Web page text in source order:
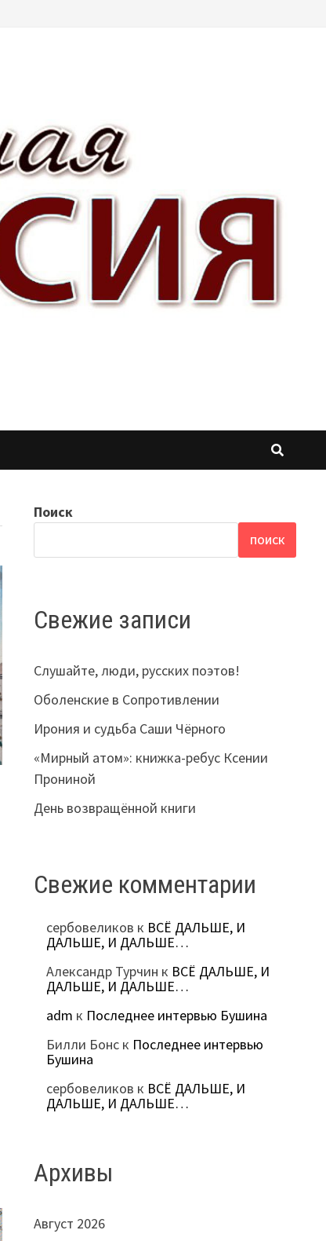
Поиск
ПОИСК
Свежие записи
Слушайте, люди, русских поэтов!
Оболенские в Сопротивлении
Ирония и судьба Саши Чёрного
«Мирный атом»: книжка-ребус Ксении
Прониной
День возвращённой книги
Свежие комментарии
сербовеликов к ВСЁ ДАЛЬШЕ, И
ДАЛЬШЕ, И ДАЛЬШЕ…
Александр Турчин к ВСЁ ДАЛЬШЕ, И
ДАЛЬШЕ, И ДАЛЬШЕ…
adm к Последнее интервью Бушина
Билли Бонск Последнее интервью
Бушина
сербовеликов к ВСЁ ДАЛЬШЕ, И
ДАЛЬШЕ, И ДАЛЬШЕ…
Архивы
Август 2026